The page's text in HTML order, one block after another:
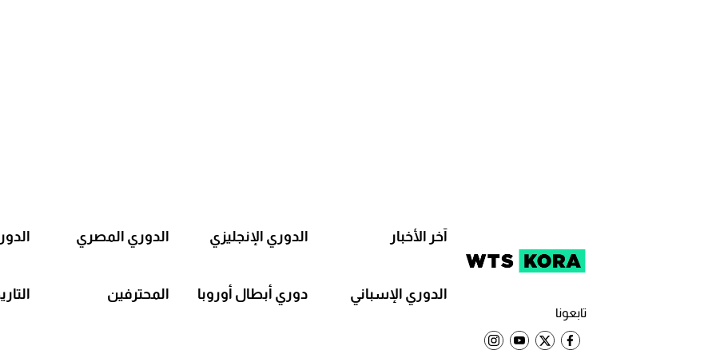
تابعونا
آخر الأخبار الدوري الإنجليزي الدوري المصري
الدوري الإسباني دوري أبطال أوروبا المحترفين